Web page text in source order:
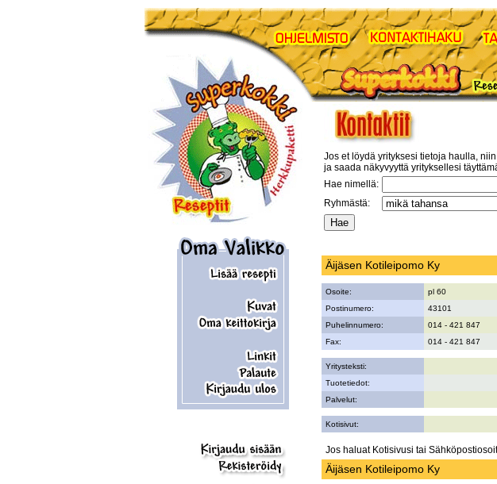
Jos et löydä yrityksesi tietoja haulla,
ja saada näkyvyyttä yrityksellesi
Hae nimellä:
Ryhmästä:
Äijäsen Kotileipomo Ky
Osoite: pl 60
Postinumero:
43101
Puhelinnumero:
014 - 421 847
Fax:
014 - 421 847
Yritysteksti:
Tuotetiedot:
Palvelut:
Kotisivut:
Jos haluat Kotisivusi tai
Äijäsen Kotileipomo Ky